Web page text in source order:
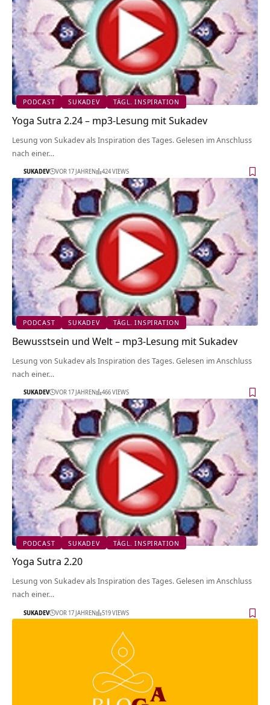
PODCAST SUKADEV TÄGL. INSPIRATION
Yoga Sutra 2.24 – mp3-Lesung mit Sukadev
Lesung von Sukadev als Inspiration des Tages. Gelesen im Anschluss
nach einer…
SUKADEV VOR 17 JAHREN 424 VIEWS
PODCAST SUKADEV TÄGL. INSPIRATION
Bewusstsein und Welt – mp3-Lesung mit Sukadev
Lesung von Sukadev als Inspiration des Tages. Gelesen im Anschluss
nach einer…
SUKADEV VOR 17 JAHREN 466 VIEWS
PODCAST SUKADEV TÄGL. INSPIRATION
Yoga Sutra 2.20
Lesung von Sukadev als Inspiration des Tages. Gelesen im Anschluss
nach einer…
SUKADEV VOR 17 JAHREN 519 VIEWS